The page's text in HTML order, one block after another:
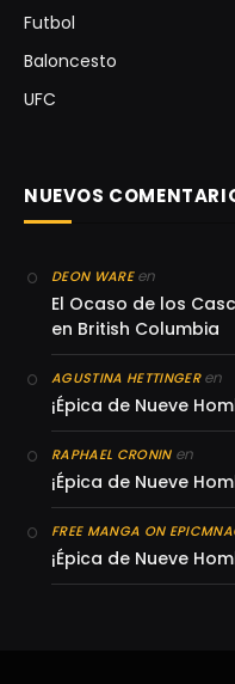
Futbol
Baloncesto
UFC
NUEVOS
DEON WAREen
El Ocaso de los
en British Columbia
AGUSTINA HETTINGERen
¡Épica de Nueve
RAPHAEL CRONINen
¡Épica de Nueve
FREE MANGA ON
¡Épica de Nueve